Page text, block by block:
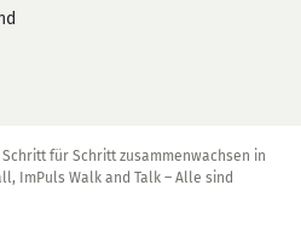
Schritt für Schritt zusammenwachsen in
ImPuls Walk and Talk – Alle sind